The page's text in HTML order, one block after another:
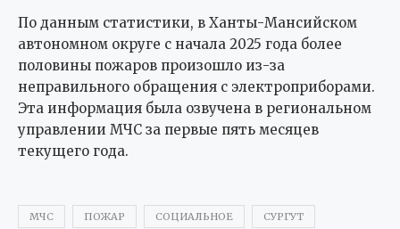
По данным статистики, в Ханты-Мансийском
автономном округе с начала 2025 года более
половины пожаров произошло из-за
неправильного обращения с электроприборами.
Эта информация была озвучена в региональном
управлении МЧС за первые пять месяцев
текущего года.
МЧС ПОЖАР СОЦИАЛЬНОЕ СУРГУТ